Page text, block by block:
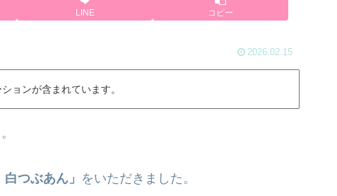
LINE コピー
2026.02.15
ョンが含まれています。
白つぶあん」 をいただきました。